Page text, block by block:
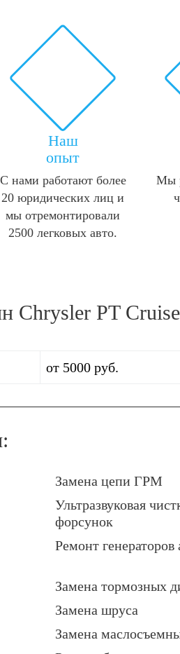
Наш
опыт
С нами работают более
20 юридических лиц и
мы отремонтировали
2500 легковых авто.
Мы
Chrysler PT
от 5000 руб.
Замена цепи ГРМ
Ультразвуковая
форсунок
Ремонт генераторов
Замена тормозных
Замена шруса
Замена